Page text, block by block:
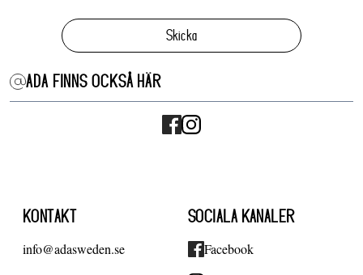
Skicka
ADA FINNS OCKSÅ HÄR
KONTAKT
info@adasweden.se
SOCIALA KANALER
Facebook